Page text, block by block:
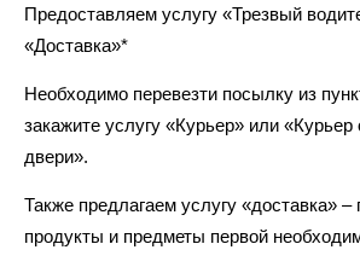
Предоставляем услугу «Трезвый
«Доставка»*
Необходимо перевезти посылку из
закажите услугу «Курьер» или «Курьер
двери».
Также предлагаем услугу «доставка»
продукты и предметы первой